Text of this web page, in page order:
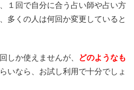
１回で自分に合う占い師や占い方
多くの人は何回か変更していると
しか使えませんが、
どのようなも
いなら、お試し利用で十分でしょ